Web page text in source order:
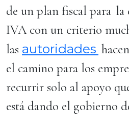
de un plan fiscal para
IVA con un criterio
las autoridades
el camino para los
recurrir solo al apoyo
está dando el gobierno